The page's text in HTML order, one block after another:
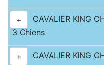
+
CAVALIER KING
3 Chiens
+ CAVALIER KING